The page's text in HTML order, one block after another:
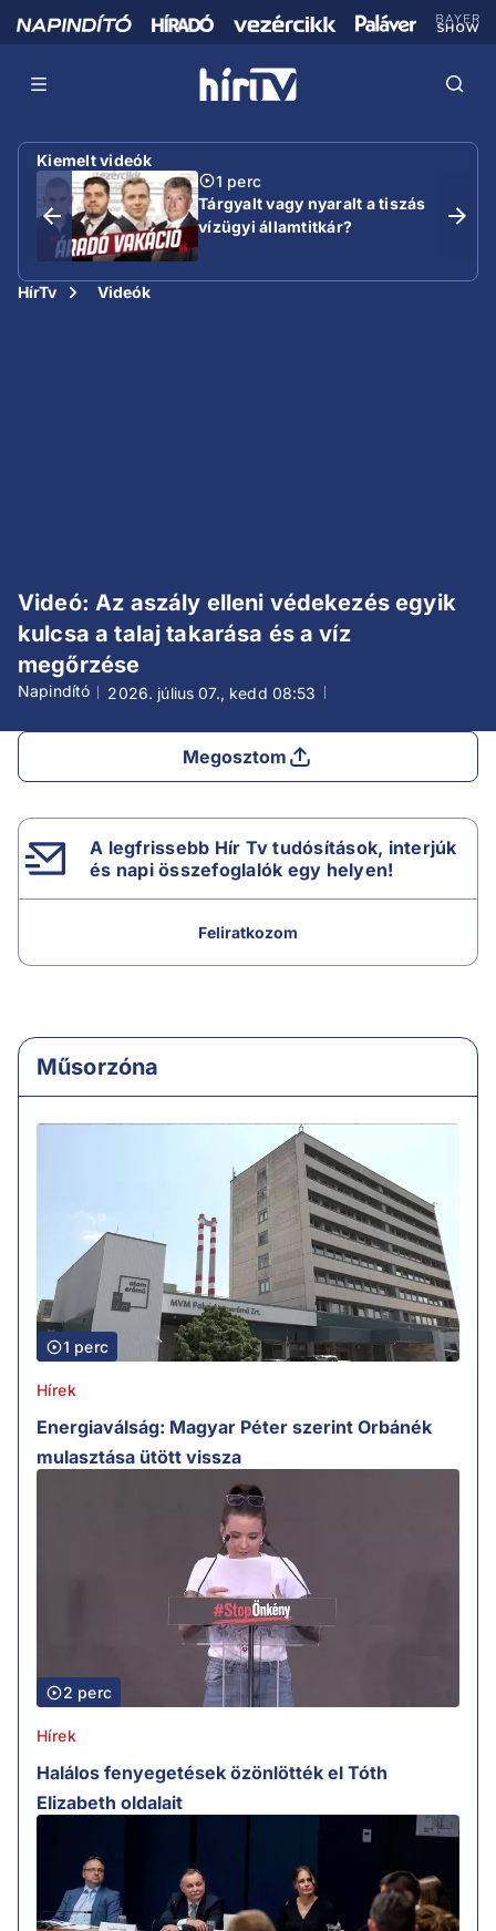
Kiemelt videók
1 perc
Tárgyalt vagy nyaralt a tiszás
vízügyi államtitkár?
HírTv Videók
Videó: Az aszály elleni védekezés egyik
kulcsa a talaj takarása és a víz
megőrzése
Napindító 2026. július 07., kedd 08:53
Megosztom
A legfrissebb Hír Tv tudósítások, interjúk
és napi összefoglalók egy helyen!
Feliratkozom
Műsorzóna
1 perc
Hírek
Energiaválság: Magyar Péter szerint Orbánék
mulasztása ütött vissza
2 perc
Hírek
Halálos fenyegetések özönlötték el Tóth
Elizabeth oldalait